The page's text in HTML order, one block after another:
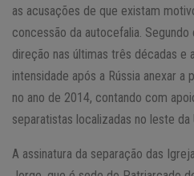
as acusações de que existam
concessão da autocefalia.
direção nas últimas três décadas e
intensidade após a Rússia anexar a
no ano de 2014, contando com
separatistas localizadas no leste da
A assinatura da separação das